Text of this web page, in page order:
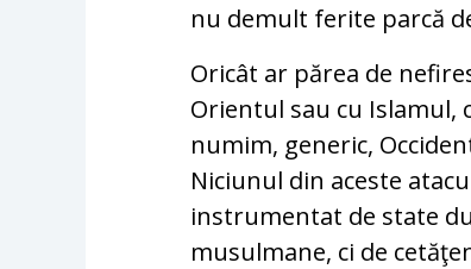
nu demult ferite parcă
Oricât ar părea de
Orientul sau cu Islamul,
numim, generic,
Niciunul din aceste
instrumentat de state
musulmane, ci de